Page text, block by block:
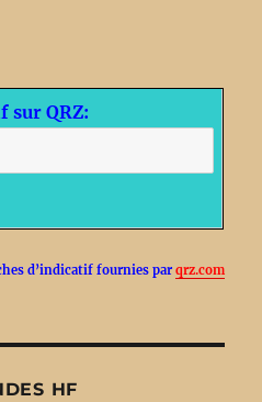
sur QRZ:
d’indicatif fournies par qrz.com
HF